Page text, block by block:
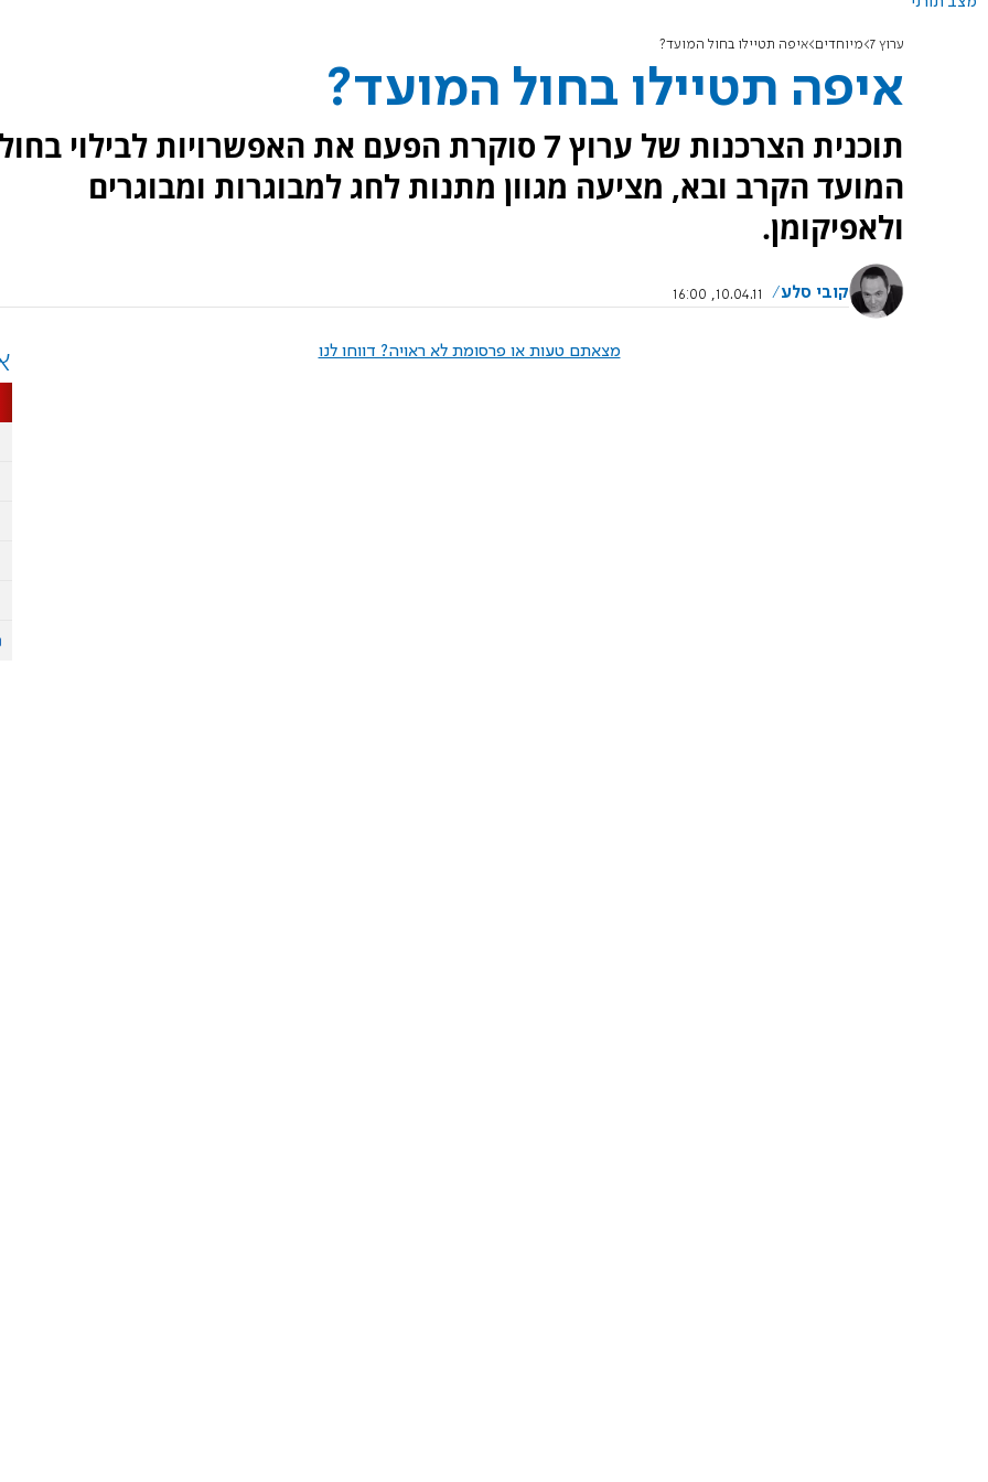
ערוץ 7 מיוחדים איפה תטיילו בחול המועד?
איפה תטיילו בחול המועד?
תוכנית הצרכנות של ערוץ 7 סוקרת הפעם את האפשרויות לבילוי
המועד הקרב ובא, מציעה מגוון מתנות לחג למבוגרות ומבוגרים
ולאפיקומן.
קובי סלע 10.04.11, 16:00
מצאתם טעות או פרסומת לא ראויה? דווחו לנו